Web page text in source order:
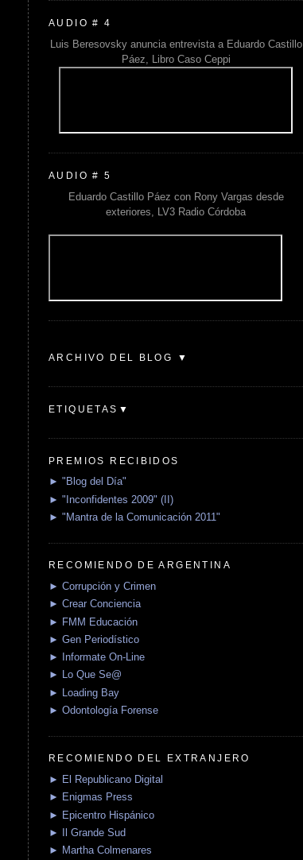
AUDIO # 4
Luis Beresovsky anuncia entrevista a Eduardo Castillo
Páez, Libro Caso Ceppi
AUDIO # 5
Eduardo Castillo Páez con Rony Vargas desde
exteriores, LV3 Radio Córdoba
ARCHIVO DEL BLOG ▼
ETIQUETAS▼
PREMIOS RECIBIDOS
► "Blog del Día"
► "Inconfidentes 2009" (II)
► "Mantra de la Comunicación 2011"
RECOMIENDO DE ARGENTINA
► Corrupción y Crimen
► Crear Conciencia
► FMM Educación
► Gen Periodístico
► Informate On-Line
► Lo Que Se@
► Loading Bay
► Odontología Forense
RECOMIENDO DEL EXTRANJERO
► El Republicano Digital
► Enigmas Press
► Epicentro Hispánico
► Il Grande Sud
► Martha Colmenares